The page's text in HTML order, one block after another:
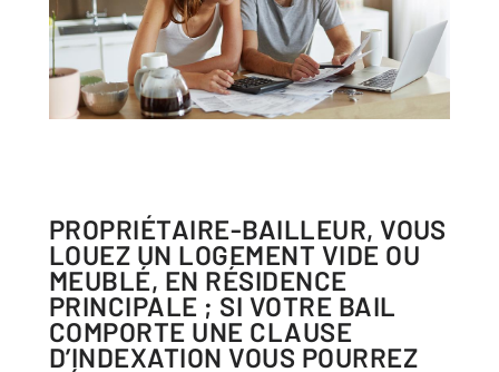
PROPRIÉTAIRE-BAILLEUR, VOUS
LOUEZ UN LOGEMENT VIDE OU
MEUBLÉ, EN RÉSIDENCE
PRINCIPALE ; SI VOTRE BAIL
COMPORTE UNE CLAUSE
D’INDEXATION VOUS POURREZ